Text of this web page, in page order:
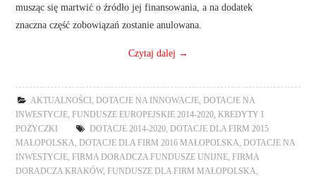
musząc się martwić o źródło jej finansowania, a na dodatek
znaczna część zobowiązań zostanie anulowana.
Czytaj dalej →
AKTUALNOŚCI ,DOTACJE NA INNOWACJE ,DOTACJE NA
INWESTYCJE ,FUNDUSZE EUROPEJSKIE 2014-2020 ,KREDYTY I
POŻYCZKI
DOTACJE 2014-2020 ,DOTACJE DLA FIRM 2015
MAŁOPOLSKA ,DOTACJE DLA FIRM 2016 MAŁOPOLSKA ,DOTACJE NA
INWESTYCJE ,FIRMA DORADCZA FUNDUSZE UNIJNE ,FIRMA
DORADCZA KRAKÓW,FUNDUSZE DLA FIRM MAŁOPOLSKA